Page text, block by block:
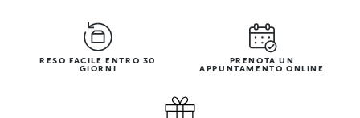
RESO FACILE ENTRO 30
GIORNI
PRENOTA UN
APPUNTAMENTO ONLINE